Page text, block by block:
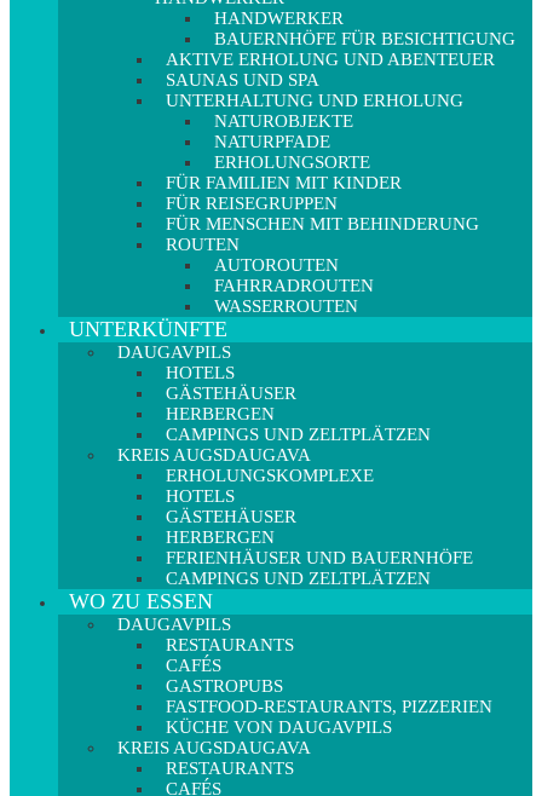
HANDWERKER
BAUERNHÖFE FÜR BESICHTIGUNG
AKTIVE ERHOLUNG UND ABENTEUER
SAUNAS UND SPA
UNTERHALTUNG UND ERHOLUNG
NATUROBJEKTE
NATURPFADE
ERHOLUNGSORTE
FÜR FAMILIEN MIT KINDER
FÜR REISEGRUPPEN
FÜR MENSCHEN MIT BEHINDERUNG
ROUTEN
AUTOROUTEN
FAHRRADROUTEN
WASSERROUTEN
UNTERKÜNFTE
DAUGAVPILS
HOTELS
GÄSTEHÄUSER
HERBERGEN
CAMPINGS UND ZELTPLÄTZEN
KREIS AUGSDAUGAVA
ERHOLUNGSKOMPLEXE
HOTELS
GÄSTEHÄUSER
HERBERGEN
FERIENHÄUSER UND BAUERNHÖFE
CAMPINGS UND ZELTPLÄTZEN
WO ZU ESSEN
DAUGAVPILS
RESTAURANTS
CAFÉS
GASTROPUBS
FASTFOOD-RESTAURANTS, PIZZERIEN
KÜCHE VON DAUGAVPILS
KREIS AUGSDAUGAVA
RESTAURANTS
CAFÉS